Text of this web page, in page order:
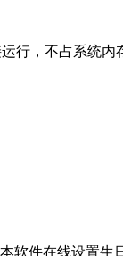
行，不占系统
软件在线设置